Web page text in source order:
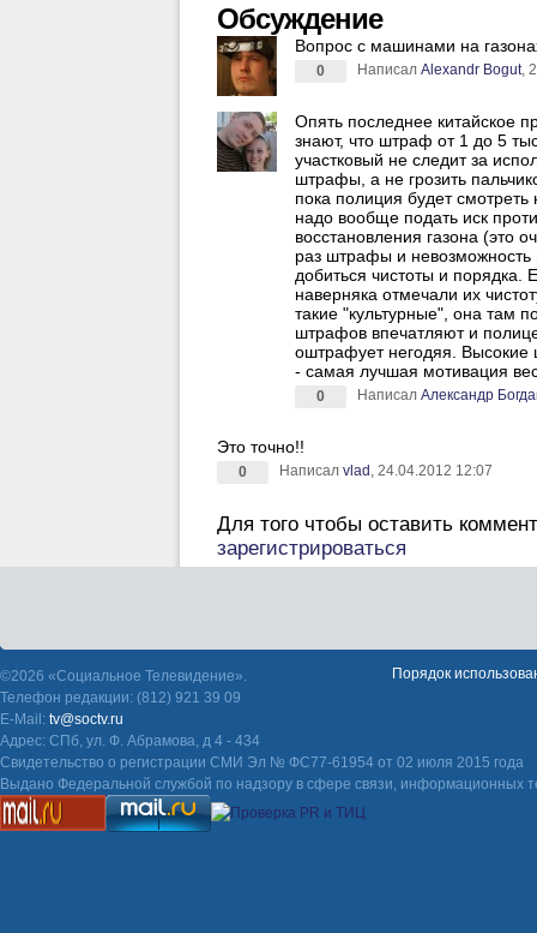
Обсуждение
Вопрос с машинами на
0 Написал Alexandr Bogut,
Опять последнее китайское
знают, что штраф от 1 до 5
участковый не следит за
штрафы, а не грозить
пока полиция будет
надо вообще подать иск
восстановления газона
раз штрафы и невозможность
добиться чистоты и порядка.
наверняка отмечали их
такие "культурные", она там
штрафов впечатляют и
оштрафует негодяя.
- самая лучшая мотивация
0 Написал Александр
Это точно!!
0 Написал vlad , 24.04.2012 12:07
Для того чтобы оставить
зарегистрироваться
©2026 «Социальное Телевидение».
Телефон редакции: (812) 921 39 09
E-Mail: tv@soctv.ru
Адрес: СПб, ул. Ф. Абрамова, д 4 - 434
Свидетельство о регистрации СМИ Эл № ФС77-61954 от 02 июля 2015 года
Выдано Федеральной службой по надзору в сфере связи, информационных
Порядок